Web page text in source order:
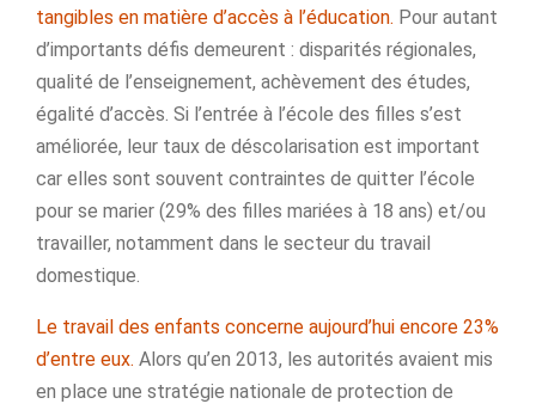
tangibles en matière d’accès à l’éducation. Pour autant
d’importants défis demeurent : disparités régionales,
qualité de l’enseignement, achèvement des études,
égalité d’accès. Si l’entrée à l’école des filles s’est
améliorée, leur taux de déscolarisation est important
car elles sont souvent contraintes de quitter l’école
pour se marier (29% des filles mariées à 18 ans) et/ou
travailler, notamment dans le secteur du travail
domestique.
Le travail des enfants concerne aujourd’hui encore 23%
d’entre eux. Alors qu’en 2013, les autorités avaient mis
en place une stratégie nationale de protection de